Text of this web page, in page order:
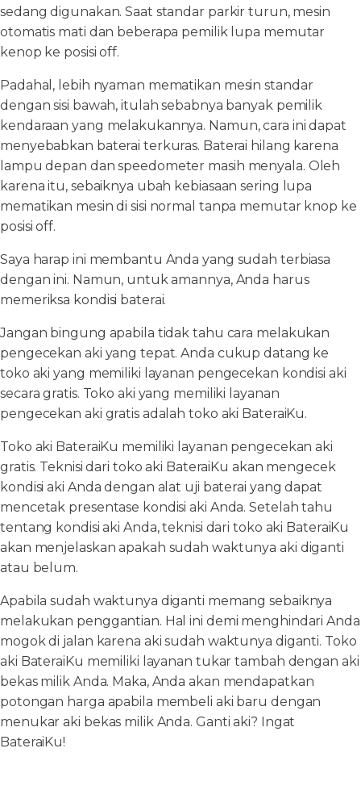
sedang digunakan. Saat standar parkir turun, mesin
otomatis mati dan beberapa pemilik lupa memutar
kenop ke posisi off.
Padahal, lebih nyaman mematikan mesin standar
dengan sisi bawah, itulah sebabnya banyak pemilik
kendaraan yang melakukannya. Namun, cara ini dapat
menyebabkan baterai terkuras. Baterai hilang karena
lampu depan dan speedometer masih menyala. Oleh
karena itu, sebaiknya ubah kebiasaan sering lupa
mematikan mesin di sisi normal tanpa memutar knop ke
posisi off.
Saya harap ini membantu Anda yang sudah terbiasa
dengan ini. Namun, untuk amannya, Anda harus
memeriksa kondisi baterai.
Jangan bingung apabila tidak tahu cara melakukan
pengecekan aki yang tepat. Anda cukup datang ke
toko aki yang memiliki layanan pengecekan kondisi aki
secara gratis. Toko aki yang memiliki layanan
pengecekan aki gratis adalah toko aki BateraiKu.
Toko aki BateraiKu memiliki layanan pengecekan aki
gratis. Teknisi dari toko aki BateraiKu akan mengecek
kondisi aki Anda dengan alat uji baterai yang dapat
mencetak presentase kondisi aki Anda. Setelah tahu
tentang kondisi aki Anda, teknisi dari toko aki BateraiKu
akan menjelaskan apakah sudah waktunya aki diganti
atau belum.
Apabila sudah waktunya diganti memang sebaiknya
melakukan penggantian. Hal ini demi menghindari Anda
mogok di jalan karena aki sudah waktunya diganti. Toko
aki BateraiKu memiliki layanan tukar tambah dengan aki
bekas milik Anda. Maka, Anda akan mendapatkan
potongan harga apabila membeli aki baru dengan
menukar aki bekas milik Anda. Ganti aki? Ingat
BateraiKu!